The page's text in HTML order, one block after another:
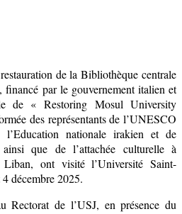
de la Bibliothèque centrale
financé par le gouvernement italien et
de « Restoring Mosul University
des représentants de l’UNESCO
nationale irakien et de
que de l’attachée culturelle à
Liban, ont visité l’Université Saint-
décembre 2025.
Rectorat de l’USJ, en présence du